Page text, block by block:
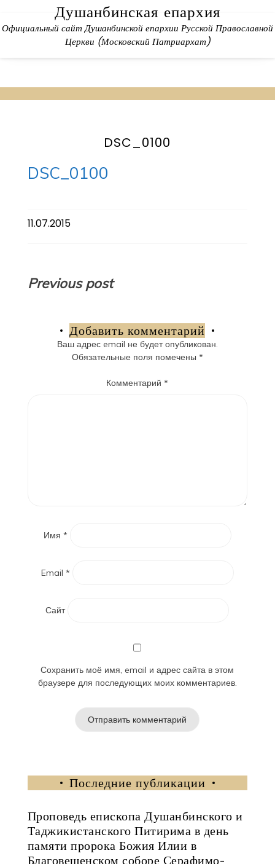
content
Душанбинская епархия
Официальный сайт Душанбинской епархии Русской Православной
Церкви (Московский Патриархат)
DSC_0100
DSC_0100
11.07.2015
Навигация
записям
Previous post
Добавить комментарий
Ваш адрес email не будет опубликован.
Обязательные поля помечены *
Комментарий*
Имя *
Email *
Сайт
Сохранить моё имя, email и адрес сайта в этом
браузере для последующих моих комментариев.
Последние публикации
Проповедь епископа Душанбинского и
Таджикистанского Питирима в день
памяти пророка Божия Илии в
Благовещенском соборе Серафимо-